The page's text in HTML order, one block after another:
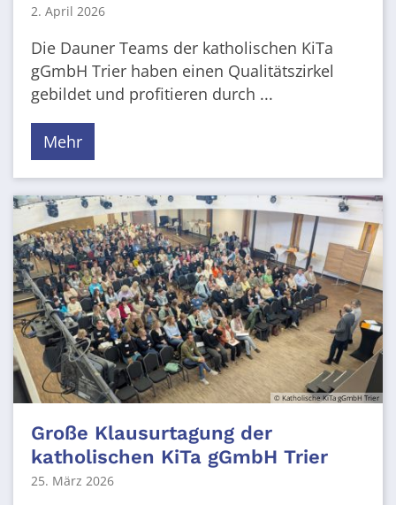
2. April 2026
Die Dauner Teams der katholischen KiTa
gGmbH Trier haben einen Qualitätszirkel
gebildet und profitieren durch ...
Mehr
© Katholische KiTa gGmbH Trier
Große Klausurtagung der
katholischen KiTa gGmbH Trier
25. März 2026